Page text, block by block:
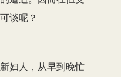
谈呢？
妇人，从早到晚忙